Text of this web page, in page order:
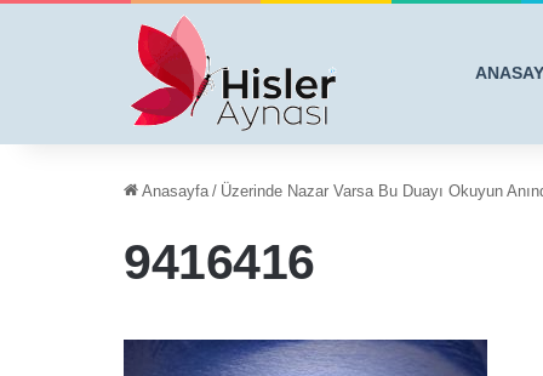
Anasayfa / Üzerinde Nazar Varsa Bu Duayı Okuyun
9416416